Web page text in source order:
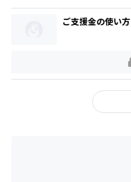
ご支援金の使い方